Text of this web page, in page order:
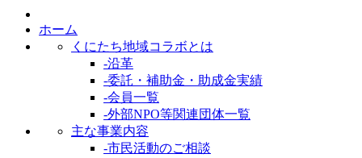
ホーム
くにたち地域コラボとは
-沿革
-委託・補助金・助成金実績
-会員一覧
-外部NPO等関連団体一覧
主な事業内容
-市民活動のご相談